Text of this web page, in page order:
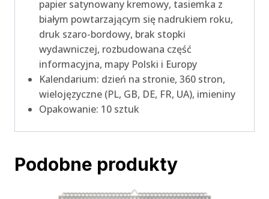
papier satynowany kremowy, tasiemka z
białym powtarzającym się nadrukiem roku,
druk szaro-bordowy, brak stopki
wydawniczej, rozbudowana część
informacyjna, mapy Polski i Europy
Kalendarium: dzień na stronie, 360 stron,
wielojęzyczne (PL, GB, DE, FR, UA), imieniny
Opakowanie: 10 sztuk
Podobne produkty